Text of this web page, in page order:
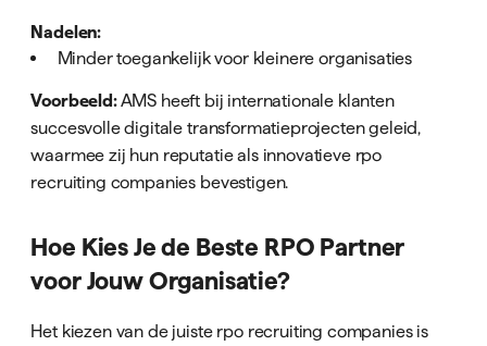
Nadelen:
Minder toegankelijk voor kleinere organisaties
Voorbeeld:AMS heeft bij internationale klanten
succesvolle digitale transformatieprojecten geleid,
waarmee zij hun reputatie als innovatieve rpo
recruiting companies bevestigen.
Hoe Kies Je de Beste RPO Partner
voor Jouw Organisatie?
Het kiezen van de juiste rpo recruiting companies is